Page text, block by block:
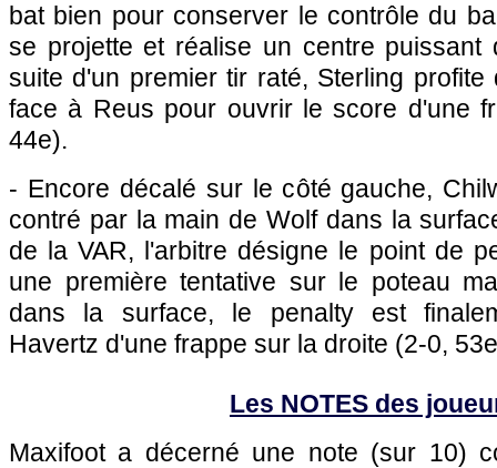
bat bien pour conserver le contrôle du
se projette et réalise un centre puissant
suite d'un premier tir raté, Sterling profite
face à Reus pour ouvrir le score d'une
44e).
- Encore décalé sur le côté gauche,
contré par la main de Wolf dans la
de la VAR, l'arbitre désigne le point de
une première tentative sur le poteau
dans la surface, le penalty est
Havertz d'une frappe sur la droite (2-0,
Les NOTES des
Maxifoot a décerné une note (sur 10)